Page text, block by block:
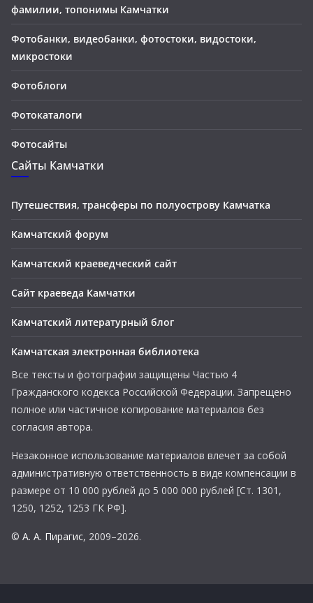
фамилии, топонимы Камчатки
Фотобанки, видеобанки, фотостоки, видостоки,
микростоки
Фотоблоги
Фотокаталоги
Фотосайты
Сайты Камчатки
Путешествия, трансферы по полуострову Камчатка
Камчатский форум
Камчатский краеведческий сайт
Сайт краеведа Камчатки
Камчатский литературный блог
Камчатская электронная библиотека
Все тексты и фотографии защищены Частью 4
Гражданского кодекса Российской Федерации. Запрещено
полное или частичное копирование материалов без
согласия автора.
Незаконное использование материалов влечет за собой
административную ответственность в виде компенсации в
размере от 10 000 рублей до 5 000 000 рублей [Ст. 1301,
1250, 1252, 1253 ГК РФ].
© А. А. Пирагис, 2009–2026.